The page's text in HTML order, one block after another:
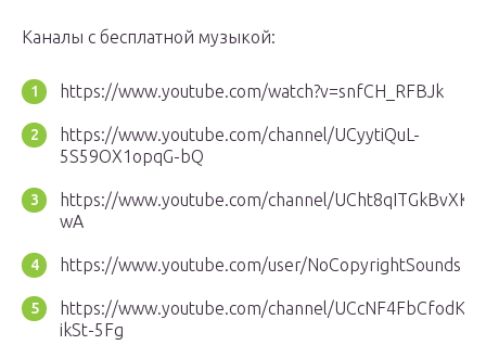
Каналы с бесплатной музыкой:
https://www.youtube.com/watch?v=snfCH_RFBJk
https://www.youtube.com/channel/UCyytiQuL-
5S59OX1opqG-bQ
https://www.youtube.com/channel/
wA
https://www.youtube.com/user/NoCopyrightSounds
https://www.youtube.com/channel/
ikSt-5Fg